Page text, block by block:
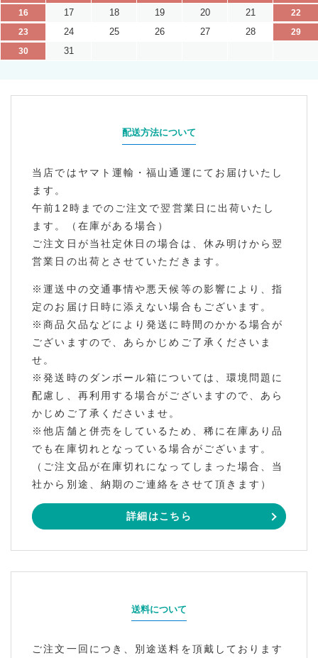
16
17 18 19 20 21
22
23
24 25 26 27 28
29
30
31
配送方法について
当店ではヤマト運輸・福山通運にてお届けいたし
ます。
午前12時までのご注文で翌営業日に出荷いたし
ます。（在庫がある場合）
ご注文日が当社定休日の場合は、休み明けから翌
営業日の出荷とさせていただきます。
※運送中の交通事情や悪天候等の影響により、指
定のお届け日時に添えない場合もございます。
※商品欠品などにより発送に時間のかかる場合が
ございますので、あらかじめご了承くださいま
せ。
※発送時のダンボール箱については、環境問題に
配慮し、再利用する場合がございますので、あら
かじめご了承くださいませ。
※他店舗と併売をしているため、稀に在庫あり品
でも在庫切れとなっている場合がございます。
（ご注文品が在庫切れになってしまった場合、当
社から別途、納期のご連絡をさせて頂きます）
詳細はこちら
送料について
ご注文一回につき、別途送料を頂戴しております